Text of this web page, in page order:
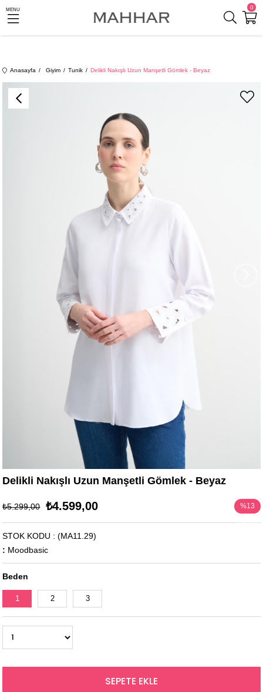
0
MENU
Anasayfa Giyim Tunik Delikli Nakışlı Uzun Manşetli Gömlek - Beyaz
Delikli Nakışlı Uzun Manşetli Gömlek - Beyaz
₺5.299,00 ₺4.599,00 %13
(MA11.29)
STOK KODU
: Moodbasic
Beden
1 2 3